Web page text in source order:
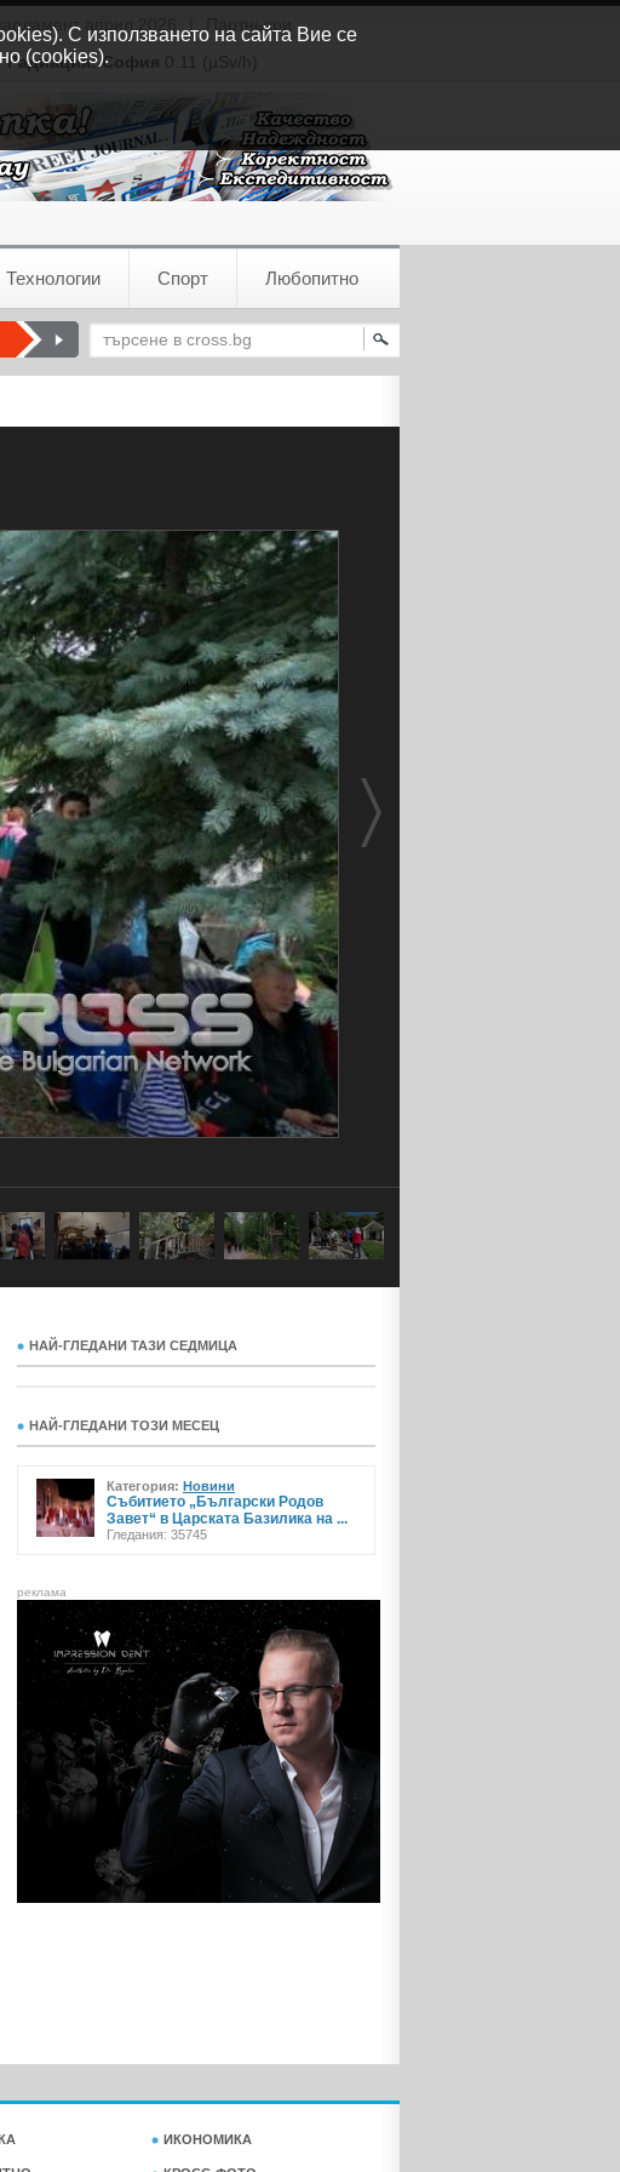
април 2026
Партньори
Радиация:София 0.11 (µSv/h)
Технологии Спорт Любопитно
НАЙ-ГЛЕДАНИ ТАЗИ СЕДМИЦА
НАЙ-ГЛЕДАНИ ТОЗИ МЕСЕЦ
Категория: Новини
Събитието „Български Родов
Завет“ в Царската Базилика на ...
Гледания: 35745
реклама
ИКОНОМИКА
С използването на сайта Вие се
(cookies).